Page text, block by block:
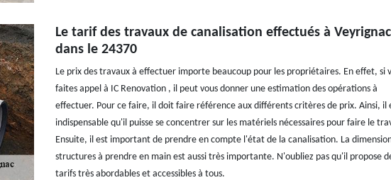
Le tarif des travaux de canalisation effectués à Veyrignac
dans le 24370
Le prix des travaux à effectuer importe beaucoup pour les propriétaires. En effet, si
faites appel à IC Renovation , il peut vous donner une estimation des opérations à
effectuer. Pour ce faire, il doit faire référence aux différents critères de prix. Ainsi, il
indispensable qu'il puisse se concentrer sur les matériels nécessaires pour faire le
Ensuite, il est important de prendre en compte l'état de la canalisation. La
structures à prendre en main est aussi très importante. N'oubliez pas qu'il propose
tarifs très abordables et accessibles à tous.